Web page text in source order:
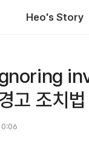
Heo's Story
고 조치법